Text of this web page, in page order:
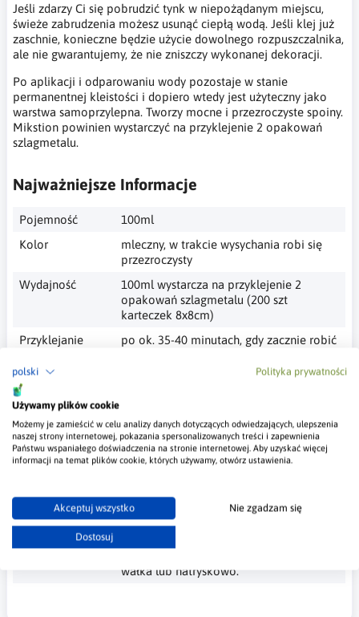
polski Polityka prywatności
Używamy plików cookie
Możemy je zamieścić w celu analizy danych dotyczących odwiedzających, ulepszenia
naszej strony internetowej, pokazania spersonalizowanych treści i zapewnienia
Państwu wspaniałego doświadczenia na stronie internetowej. Aby uzyskać więcej
informacji na temat plików cookie, których używamy, otwórz ustawienia.
Akceptuj wszystko Nie zgadzam się
Dostosuj
Jeśli zdarzy Ci się pobrudzić tynk w niepożądanym miejscu,
świeże zabrudzenia możesz usunąć ciepłą wodą. Jeśli klej już
zaschnie, konieczne będzie użycie dowolnego rozpuszczalnika,
ale nie gwarantujemy, że nie zniszczy wykonanej dekoracji.
Po aplikacji i odparowaniu wody pozostaje w stanie
permanentnej kleistości i dopiero wtedy jest użyteczny jako
warstwa samoprzylepna. Tworzy mocne i przezroczyste spoiny.
Mikstion powinien wystarczyć na przyklejenie 2 opakowań
szlagmetalu.
Najważniejsze Informacje
Pojemność
100ml
Kolor
mleczny, w trakcie wysychania robi się
przezroczysty
Wydajność
100ml wystarcza na przyklejenie 2
opakowań szlagmetalu (200 szt
karteczek 8x8cm)
Przyklejanie
po ok. 35-40 minutach, gdy zacznie robić
Konsystencja
Większe
zużycie na
chropowatych
powierzchniach
chropowatych powierzchniach zużycie
kleju może być większe niż standardowe.
Wydajność przy jednostronnym
nanoszeniu: 15-20g/m2.
Rozcieńczanie
Klej można rozcieńczyć max 5% wodą.
wałka lub natryskowo.